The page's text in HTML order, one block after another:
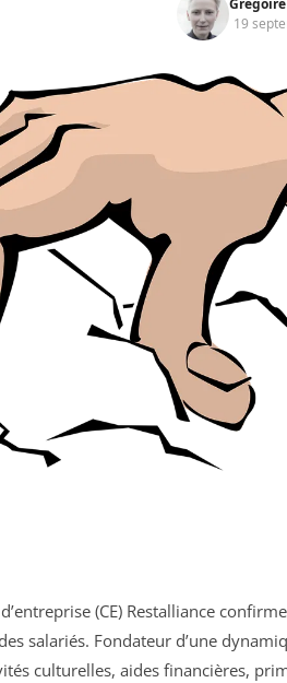
19
(CE) Restalliance
salariés. Fondateur d’une
culturelles, aides financières,